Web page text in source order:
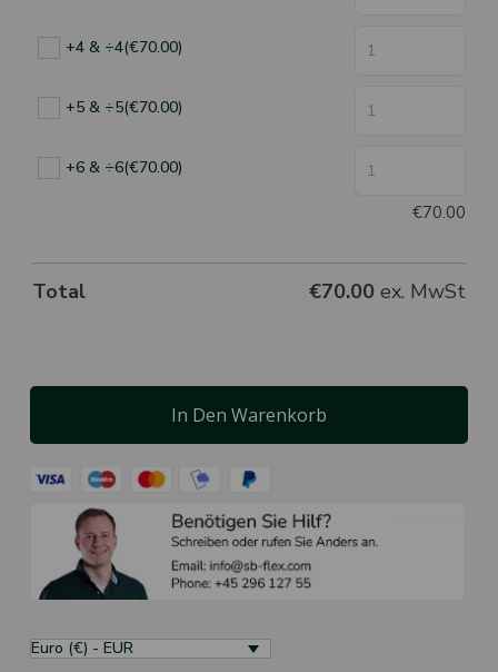
+4 & ÷4(€70.00)
+5 & ÷5(€70.00)
+6 & ÷6(€70.00)
€70.00
Total €70.00ex. MwSt
In Den Warenkorb
Euro (€) - EUR